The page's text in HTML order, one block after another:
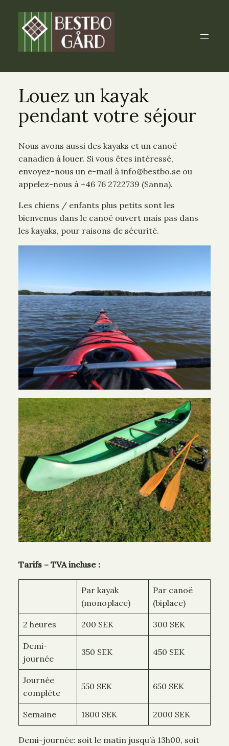
Louez un kayak
pendant votre séjour
Nous avons aussi des kayaks et un canoë
canadien à louer. Si vous êtes intéressé,
envoyez-nous un e-mail à info@bestbo.se ou
appelez-nous à +46 76 2722739 (Sanna).
Les chiens / enfants plus petits sont les
bienvenus dans le canoë ouvert mais pas dans
les kayaks, pour raisons de sécurité.
Tarifs – TVA incluse :
Par kayak
(monoplace)
Par canoë
(biplace)
2 heures 200 SEK 300 SEK
Demi-
journée
350 SEK 450 SEK
Journée
complète
550 SEK 650 SEK
Semaine 1800 SEK 2000 SEK
Demi-journée: soit le matin jusqu’à 13h00, soit